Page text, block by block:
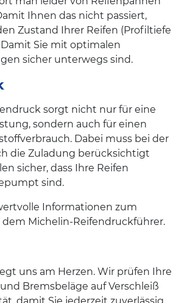
Ihnen das nicht passiert,
Zustand Ihrer Reifen (Profiltiefe
Sie mit optimalen
sicher unterwegs sind.
sorgt nicht nur für eine
sondern auch für einen
Dabei muss bei der
die Zuladung berücksichtigt
sicher, dass Ihre Reifen
sind.
Informationen zum
Michelin-Reifendruckführer.
uns am Herzen. Wir prüfen Ihre
Bremsbeläge auf Verschleiß
damit Sie jederzeit zuverlässig